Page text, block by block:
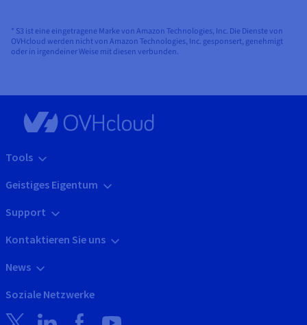
* S3 ist eine eingetragene Marke von Amazon Technologies, Inc. Die Dienste von
OVHcloud werden nicht von Amazon Technologies, Inc. gesponsert, genehmigt
oder in irgendeiner Weise mit diesen verbunden.
Tools
Geistiges Eigentum
Support
Kontaktieren Sie uns
News
Soziale Netzwerke